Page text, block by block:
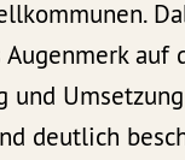
Augenmerk auf
und
deutlich